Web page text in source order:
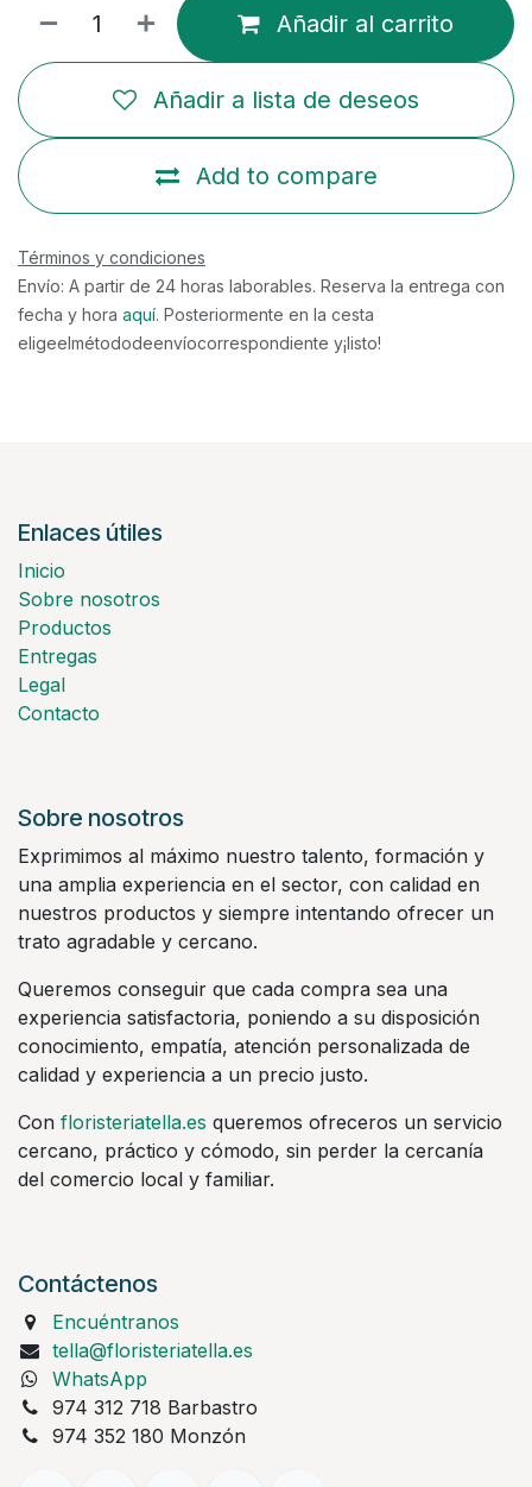
Añadir al carrito
Add to compare
Añadir a lista de deseos
Términos y condiciones
Envío: A partir de 24 horas laborables. Reserva la entrega con
fecha y hora aquí. Posteriormente en la cesta
eligeelmétododeenvíocorrespondiente y¡listo!
Enlaces útiles
Inicio
Sobre nosotros
Productos
Entregas
Legal
Contacto
Sobre nosotros
Exprimimos al máximo nuestro talento, formación y
una amplia experiencia en el sector, con calidad en
nuestros productos y siempre intentando ofrecer un
trato agradable y cercano.
Queremos conseguir que cada compra sea una
experiencia satisfactoria, poniendo a su disposición
conocimiento, empatía, atención personalizada de
calidad y experiencia a un precio justo.
Con floristeriatella.es queremos ofreceros un servicio
cercano, práctico y cómodo, sin perder la cercanía
del comercio local y familiar.
Contáctenos
Encuéntranos
tella@floristeriatella.es
WhatsApp
974 312 718 Barbastro
974 352 180 Monzón